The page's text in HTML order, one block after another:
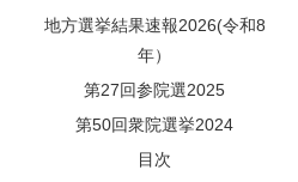
地方選挙結果速報2026(令和8
年）
第27回参院選2025
第50回衆院選挙2024
目次